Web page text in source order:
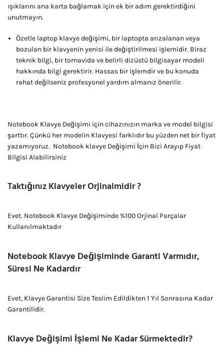
ışıklarını ana karta bağlamak için ek bir adım gerektirdiğini
unutmayın.
Özetle laptop klavye değişimi, bir laptopta arızalanan veya
bozulan bir klavyenin yenisi ile değiştirilmesi işlemidir. Biraz
teknik bilgi, bir tornavida ve belirli dizüstü bilgisayar modeli
hakkında bilgi gerektirir. Hassas bir işlemdir ve bu konuda
rahat değilseniz profesyonel yardım almanız önerilir.
Notebook Klavye Değişimi için cihazınızın marka ve model bilgisi
şarttır. Çünkü her modelin Klavyesi farklıdır bu yüzden net bir fiyat
yazamıyoruz. Notebook klavye Değişimi İçin Bizi Arayıp Fiyat
Bilgisi Alabilirsiniz
Taktığınız Klavyeler Orjinalmidir ?
Evet. Notebook Klavye Değişiminde %100 Orjinal Parçalar
Kullanılmaktadır
Notebook Klavye Değişiminde Garanti Varmıdır,
Süresi Ne Kadardır
Evet, Klavye Garantisi Size Teslim Edildikten 1 Yıl Sonrasına Kadar
Garantilidir.
Klavye Değişimi İşlemi Ne Kadar Sürmektedir?